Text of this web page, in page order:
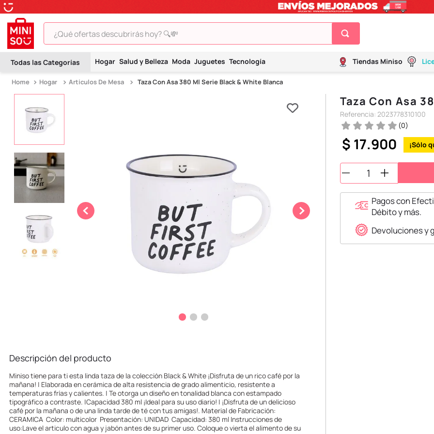
¿Qué ofertas descubrirás hoy? 🔍💸
Hogar Salud y Belleza Moda Juguetes Tecnología Tiendas Miniso
Hogar Artículos De Mesa Taza Con Asa 380 Ml Serie Black & White Blanca
Descripción del producto
Miniso tiene para ti esta linda taza de la colección Black & White ¡Disfruta de un rico café por la
mañana! | Elaborada en cerámica de alta resistencia de grado alimenticio, resistente a
temperaturas frías y calientes. | Te otorga un diseño en tonalidad blanca con estampado
tipográfico a contraste. |Capacidad 380 ml ¡Ideal para su uso diario! | ¡Disfruta de un delicioso
café por la mañana o de una linda tarde de té con tus amigas!. Material de Fabricación:
CERAMICA  Color: multicolor  Presentación: UNIDAD  Capacidad: 380 ml Instrucciones de
uso:Lave el articulo con agua y jabón antes de su primer uso. Coloque o vierta el alimento de su
Taza Con Asa
Referencia: 2023778310100
(0)
$ 17.900
Pagos con
Débito y más.
Devoluciones y
TÉRMINOS MÁS BUSCADOS
2.
hello kitty
9.
one piece
.